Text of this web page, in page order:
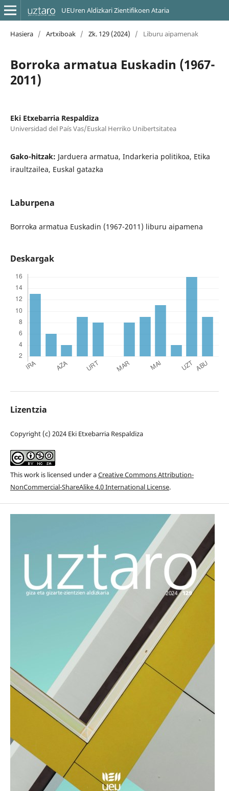
UEUren Aldizkari Zientifikoen Ataria
Hasiera / Artxiboak / Zk. 129 (2024) / Liburu aipamenak
Borroka armatua Euskadin (1967-
2011)
Eki Etxebarria Respaldiza
Universidad del País Vas/Euskal Herriko Unibertsitatea
Gako-hitzak: Jarduera armatua, Indarkeria politikoa, Etika
iraultzailea, Euskal gatazka
Laburpena
Borroka armatua Euskadin (1967-2011) liburu aipamena
Deskargak
Lizentzia
Copyright (c) 2024 Eki Etxebarria Respaldiza
This work is licensed under aCreative Commons Attribution-
NonCommercial-ShareAlike 4.0 International License.